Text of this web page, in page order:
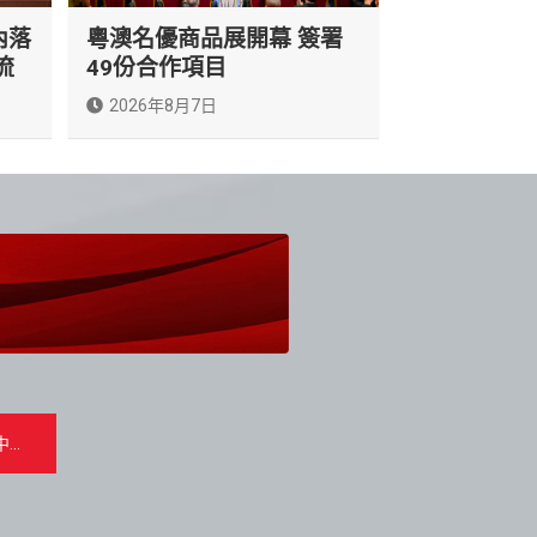
落
粵澳名優商品展開幕 簽署
49份合作項目
2026年8月7日